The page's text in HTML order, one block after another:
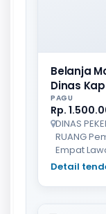
Belanja
Dinas
PAGU
Rp.
DINAS
RUANG
Empat
Detail